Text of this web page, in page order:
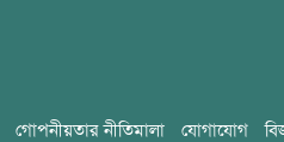
গোপনীয়তার নীতিমালা যোগাযোগ